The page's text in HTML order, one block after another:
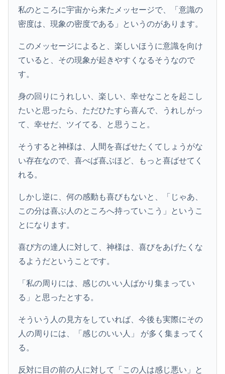
私のところに宇宙から来たメッセージで、「意識の
密度は、現象の密度である」というのがあります。
このメッセージによると、楽しいほうに意識を向け
ていると、その現象が起きやすくなるそうなので
す。
身の回りにうれしい、楽しい、幸せなことを起こし
たいと思ったら、ただひたすら喜んで、うれしがっ
て、幸せだ、ツイてる、と思うこと。
そうすると神様は、人間を喜ばせたくてしょうがな
い存在なので、喜べば喜ぶほど、もっと喜ばせてく
れる。
しかし逆に、何の感動も喜びもないと、「じゃあ、
この分は喜ぶ人のところへ持っていこう」というこ
とになります。
喜び方の達人に対して、神様は、喜びをあげたくな
るようだということです。
「私の周りには、感じのいい人ばかり集まってい
る」と思ったとする。
そういう人の見方をしていれば、今後も実際にその
人の周りには、「感じのいい人」 が多く集まってく
る。
反対に目の前の人に対して「この人は感じ悪い」と